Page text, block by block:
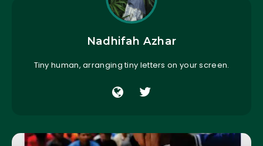
Nadhifah Azhar
Tiny human, arranging tiny letters on your screen.